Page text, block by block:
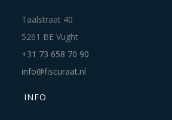
Taalstraat 40
5261 BE Vught
+31 73 658 70 90
info@fiscuraat.nl
INFO